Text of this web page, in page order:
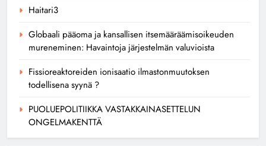
Haitari3
Globaali pääoma ja kansallisen itsemääräämisoikeuden
mureneminen: Havaintoja järjestelmän valuvioista
Fissioreaktoreiden ionisaatio ilmastonmuutoksen
todellisena syynä ?
PUOLUEPOLITIIKKA VASTAKKAINASETTELUN
ONGELMAKENTTÄ